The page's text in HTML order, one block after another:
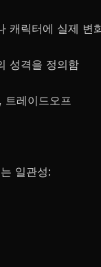
캐릭터에 실제 변
성격을 정의함
트레이드오프
일관성: